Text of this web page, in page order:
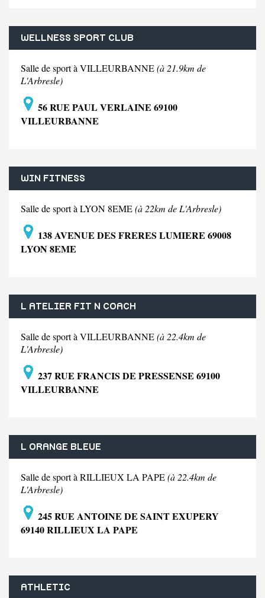
WELLNESS SPORT CLUB
Salle de sport à VILLEURBANNE(à 21.9km de
L'Arbresle)
56 RUE PAUL VERLAINE 69100
VILLEURBANNE
WIN FITNESS
Salle de sport à LYON 8EME(à 22km de L'Arbresle)
138 AVENUE DES FRERES LUMIERE 69008
LYON 8EME
L ATELIER FIT N COACH
Salle de sport à VILLEURBANNE(à 22.4km de
L'Arbresle)
237 RUE FRANCIS DE PRESSENSE 69100
VILLEURBANNE
L ORANGE BLEUE
Salle de sport à RILLIEUX LA PAPE(à 22.4km de
L'Arbresle)
245 RUE ANTOINE DE SAINT EXUPERY
69140 RILLIEUX LA PAPE
ATHLETIC